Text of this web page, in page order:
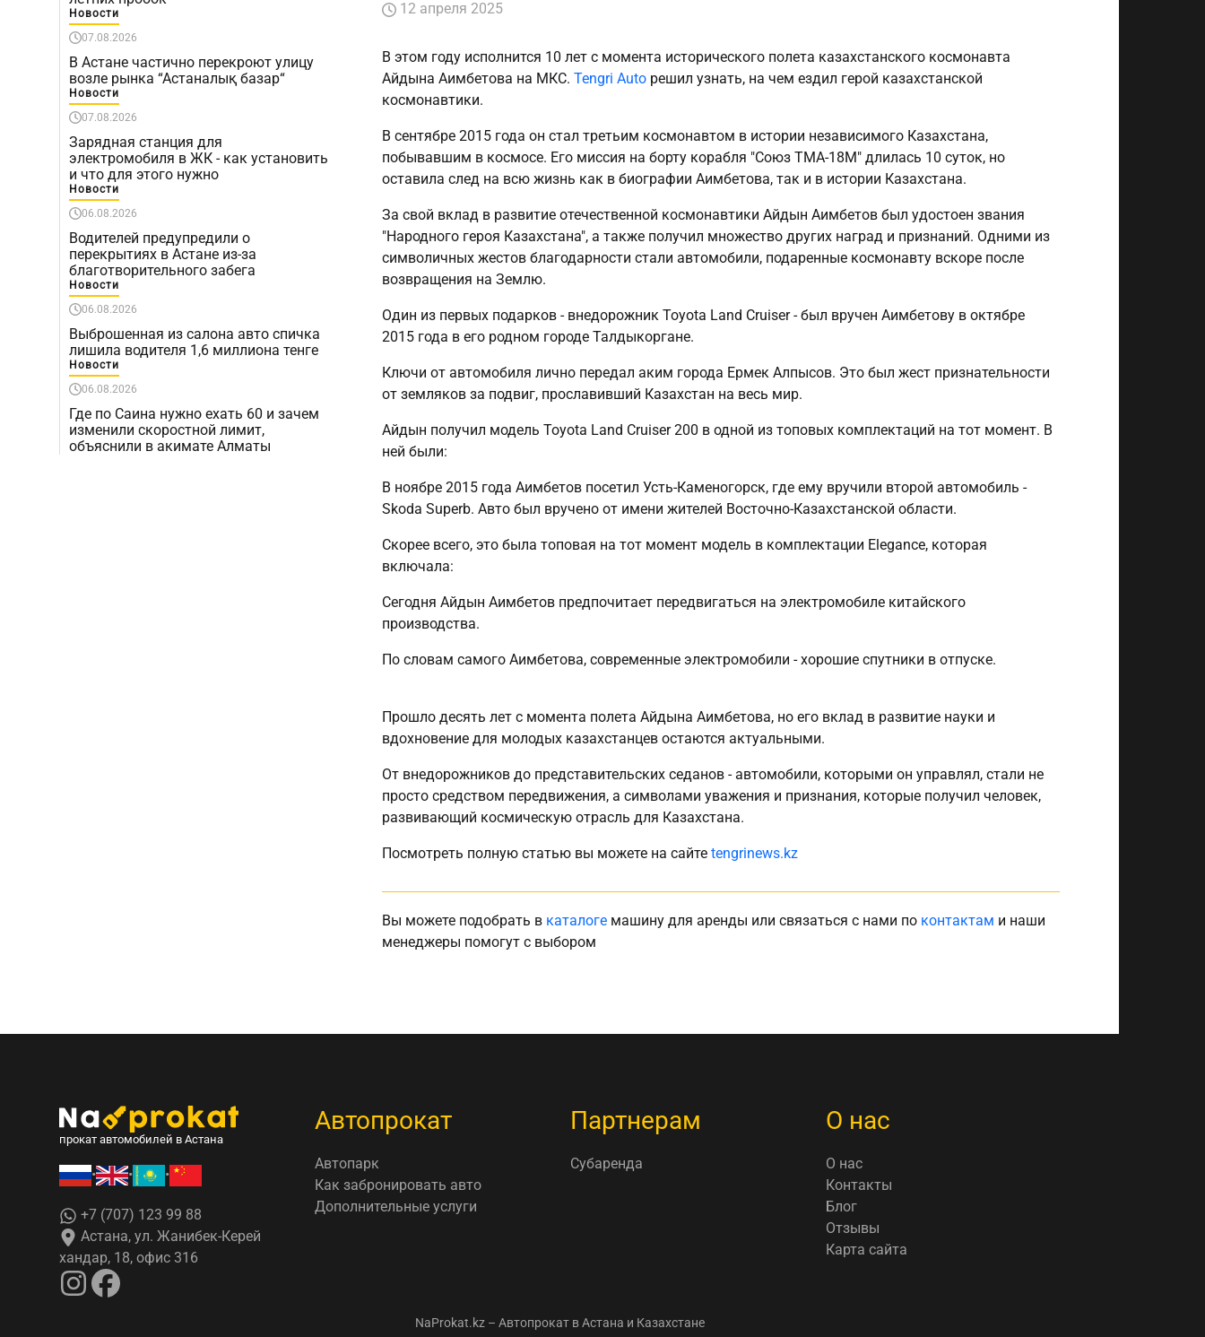
Новости
07.08.2026
В Астане частично перекроют улицу
возле рынка “Астаналық базар“
Новости
07.08.2026
Зарядная станция для
электромобиля в ЖК - как установить
и что для этого нужно
Новости
06.08.2026
Водителей предупредили о
перекрытиях в Астане из-за
благотворительного забега
Новости
06.08.2026
Выброшенная из салона авто спичка
лишила водителя 1,6 миллиона тенге
Новости
06.08.2026
Где по Саина нужно ехать 60 и зачем
изменили скоростной лимит,
объяснили в акимате Алматы
12 апреля 2025
В этом году исполнится 10 лет с момента исторического полета казахстанского космонавта
Айдына Аимбетова на МКС. Tengri Auto решил узнать, на чем ездил герой казахстанской
космонавтики.
В сентябре 2015 года он стал третьим космонавтом в истории независимого Казахстана,
побывавшим в космосе. Его миссия на борту корабля "Союз ТМА-18М" длилась 10 суток, но
оставила след на всю жизнь как в биографии Аимбетова, так и в истории Казахстана.
За свой вклад в развитие отечественной космонавтики Айдын Аимбетов был удостоен звания
"Народного героя Казахстана", а также получил множество других наград и признаний. Одними из
символичных жестов благодарности стали автомобили, подаренные космонавту вскоре после
возвращения на Землю.
Один из первых подарков - внедорожник Toyota Land Cruiser - был вручен Аимбетову в октябре
2015 года в его родном городе Талдыкоргане.
Ключи от автомобиля лично передал аким города Ермек Алпысов. Это был жест признательности
от земляков за подвиг, прославивший Казахстан на весь мир.
Айдын получил модель Toyota Land Cruiser 200 в одной из топовых комплектаций на тот момент. В
ней были:
В ноябре 2015 года Аимбетов посетил Усть-Каменогорск, где ему вручили второй автомобиль -
Skoda Superb. Авто был вручено от имени жителей Восточно-Казахстанской области.
Скорее всего, это была топовая на тот момент модель в комплектации Elegance, которая
включала:
Сегодня Айдын Аимбетов предпочитает передвигаться на электромобиле китайского
производства.
По словам самого Аимбетова, современные электромобили - хорошие спутники в отпуске.
Прошло десять лет с момента полета Айдына Аимбетова, но его вклад в развитие науки и
вдохновение для молодых казахстанцев остаются актуальными.
От внедорожников до представительских седанов - автомобили, которыми он управлял, стали не
просто средством передвижения, а символами уважения и признания, которые получил человек,
развивающий космическую отрасль для Казахстана.
Посмотреть полную статью вы можете на сайте tengrinews.kz
Вы можете подобрать в каталоге машину для аренды или связаться с нами по контактам и наши
менеджеры помогут с выбором
прокат автомобилей в Астана
• • •
+7 (707) 123 99 88
Астана, ул. Жанибек-Керей
хандар, 18, офис 316
Автопрокат
Автопарк
Как забронировать авто
Дополнительные услуги
Партнерам
Субаренда
О нас
О нас
Контакты
Блог
Отзывы
Карта сайта
NaProkat.kz – Автопрокат в Астана и Казахстане